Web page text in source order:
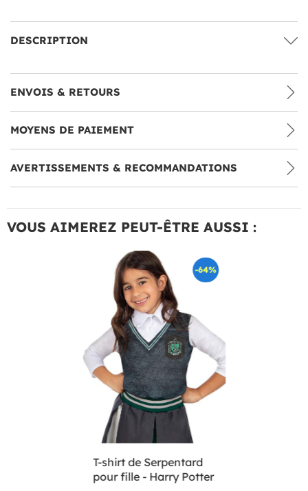
DESCRIPTION
ENVOIS & RETOURS
MOYENS DE PAIEMENT
AVERTISSEMENTS & RECOMMANDATIONS
VOUS AIMEREZ PEUT-ÊTRE AUSSI :
-64%
T-shirt de Serpentard
pour fille - Harry Potter